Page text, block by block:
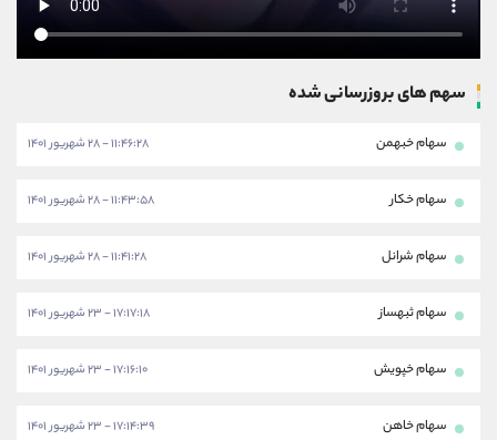
سهم های بروزرسانی شده
سهام خبهمن ۱۱:۴۶:۲۸ - ۲۸ شهریور ۱۴۰۱
سهام خکار ۱۱:۴۳:۵۸ - ۲۸ شهریور ۱۴۰۱
سهام شرانل ۱۱:۴۱:۲۸ - ۲۸ شهریور ۱۴۰۱
سهام ثبهساز ۱۷:۱۷:۱۸ - ۲۳ شهریور ۱۴۰۱
سهام خپویش ۱۷:۱۶:۱۰ - ۲۳ شهریور ۱۴۰۱
سهام خاهن ۱۷:۱۴:۳۹ - ۲۳ شهریور ۱۴۰۱